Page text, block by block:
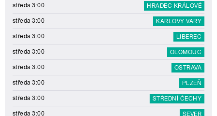
středa 3:00 HRADEC KRÁLOVÉ
středa 3:00 KARLOVY VARY
středa 3:00 LIBEREC
středa 3:00 OLOMOUC
středa 3:00 OSTRAVA
středa 3:00 PLZEŇ
středa 3:00 STŘEDNÍ ČECHY
středa 3:00 SEVER